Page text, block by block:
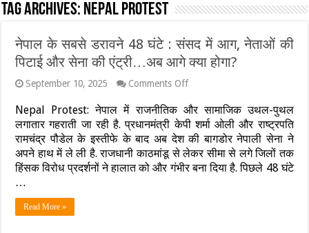
Tag Archives: Nepal Protest
नेपाल के सबसे डरावने 48 घंटे : संसद में आग, नेताओं की
पिटाई और सेना की एंट्री…अब आगे क्या होगा?
September 10, 2025 Comments Offon
के
सबसे
डरावने
48
घंटे
:
संसद
Nepal Protest: नेपाल में राजनीतिक और सामाजिक उथल-पुथल
लगातार गहराती जा रही है. प्रधानमंत्री केपी शर्मा ओली और राष्ट्रपति
रामचंद्र पौडेल के इस्तीफे के बाद अब देश की बागडोर नेपाली सेना ने
अपने हाथ में ले ली है. राजधानी काठमांडू से लेकर सीमा से लगे जिलों तक
हिंसक विरोध प्रदर्शनों ने हालात को और गंभीर बना दिया है. पिछले 48 घंटे
…
Read More »